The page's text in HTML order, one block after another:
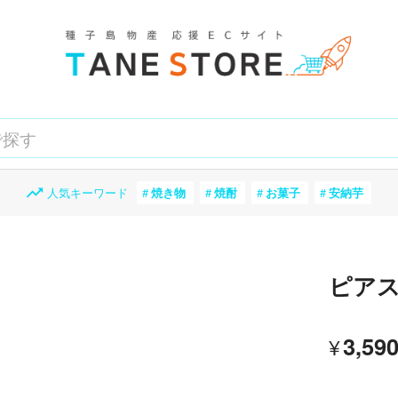
人気キーワード 焼き物 焼酎 お菓子 安納芋
ピア
¥3,590